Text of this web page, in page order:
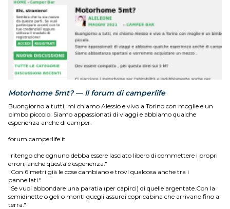
Motorhome 5mt? — Il forum di camperlife
Buongiorno a tutti, mi chiamo Alessio e vivo a Torino con moglie e un
bimbo piccolo. Siamo appassionati di viaggi e abbiamo qualche
esperienza anche di camper.
forum.camperlife.it
"ritengo che ognuno debba essere lasciato libero di commettere i propri
errori, anche questa è esperienza."
"Con 6 metri già le cose cambiano e trovi qualcosa anche tra i
pannellati."
"Se vuoi abbondare una paratia (per capirci) di quelle argentate.Con la
semidinette o geli o monti quegli assurdi copricabina che arrivano fino a
terra."